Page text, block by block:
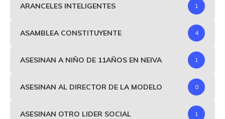
ARANCELES INTELIGENTES 1
ASAMBLEA CONSTITUYENTE 4
ASESINAN A NIÑO DE 11AÑOS EN NEIVA 1
ASESINAN AL DIRECTOR DE LA MODELO 0
ASESINAN OTRO LIDER SOCIAL 1